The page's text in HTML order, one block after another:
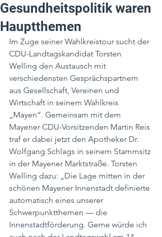
Gesundheitspolitik waren
Hauptthemen
Im Zuge seiner Wahlkreistour sucht der
CDU-Landtagskandidat Torsten
Welling den Austausch mit
verschiedensten Gesprächspartnern
aus Gesellschaft, Vereinen und
Wirtschaft in seinem Wahlkreis
„Mayen“. Gemeinsam mit dem
Mayener CDU-Vorsitzenden Martin Reis
traf er dabei jetzt den Apotheker Dr.
Wolfgang Schlags in seinem Stammsitz
in der Mayener Marktstraße. Torsten
Welling dazu: „Die Lage mitten in der
schönen Mayener Innenstadt definierte
automatisch eines unserer
Schwerpunktthemen — die
Innenstadtförderung. Gerne würde ich